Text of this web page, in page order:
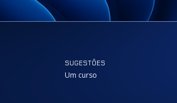
SUGESTÕES
Um curso